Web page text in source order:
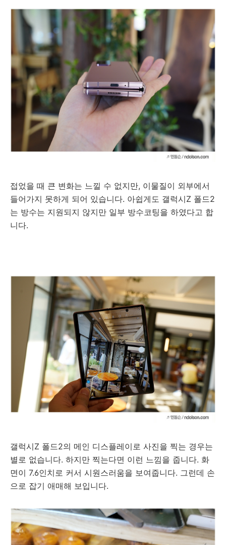
접었을 때 큰 변화는 느낄 수 없지만, 이물질이 외부에서
들어가지 못하게 되어 있습니다. 아쉽게도 갤럭시Z 폴드2
는 방수는 지원되지 않지만 일부 방수코팅을 하였다고 합
니다.
갤럭시Z 폴드2의 메인 디스플레이로 사진을 찍는 경우는
별로 없습니다. 하지만 찍는다면 이런 느낌을 줍니다. 화
면이 7.6인치로 커서 시원스러움을 보여줍니다. 그런데 손
으로 잡기 애매해 보입니다.